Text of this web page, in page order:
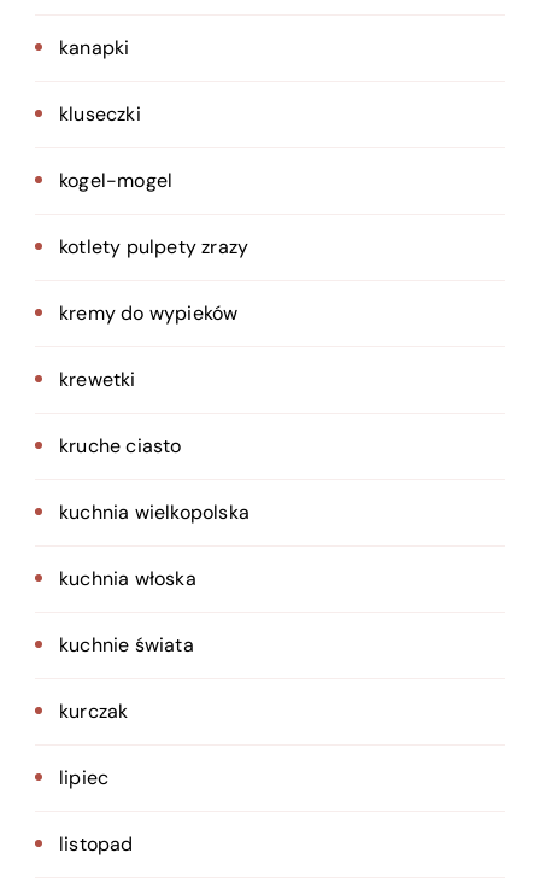
kanapki
kluseczki
kogel-mogel
kotlety pulpety zrazy
kremy do wypieków
krewetki
kruche ciasto
kuchnia wielkopolska
kuchnia włoska
kuchnie świata
kurczak
lipiec
listopad